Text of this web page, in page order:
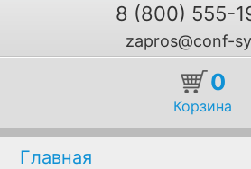
8 (800) 555-
zapros@conf-
0
Корзина
Главная